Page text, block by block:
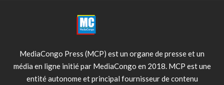
MediaCongo Press (MCP) est un organe de presse et un
média en ligne initié par MediaCongo en 2018. MCP est une
entité autonome et principal fournisseur de contenu